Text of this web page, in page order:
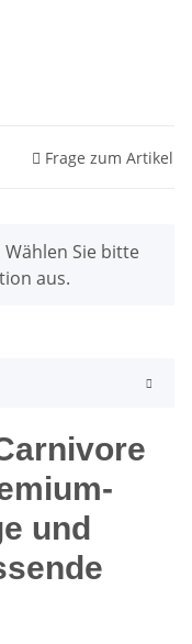
Frage zum Artikel
Sie bitte
aus.
und